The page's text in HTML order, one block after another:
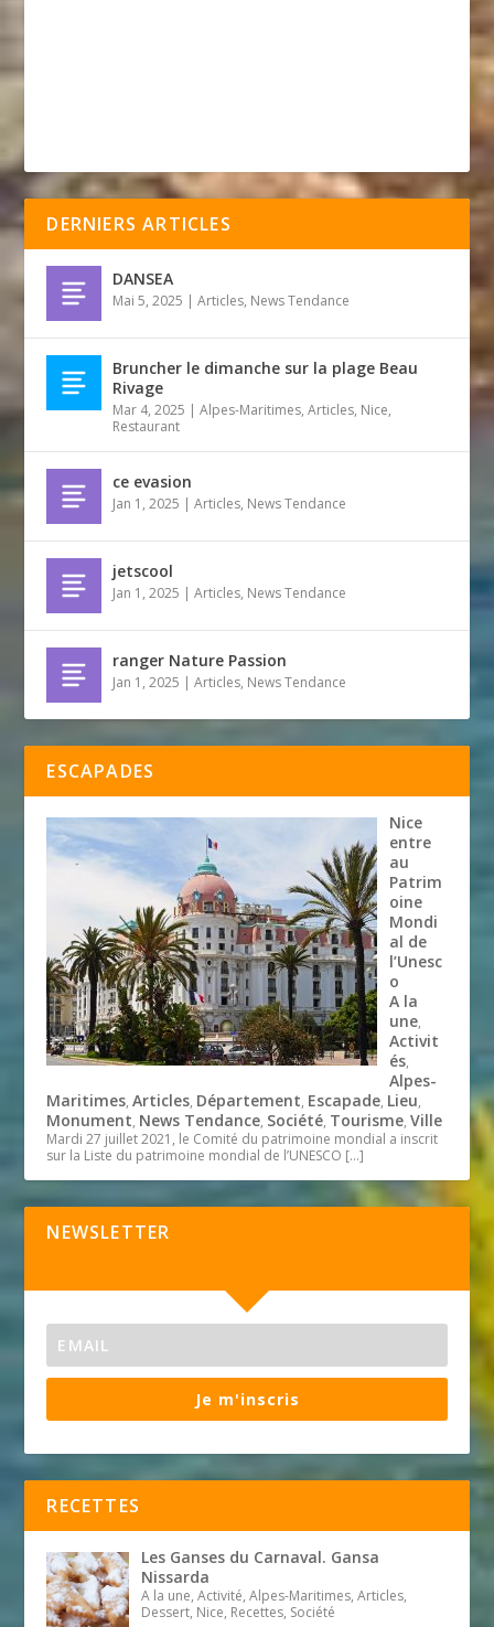
DERNIERS ARTICLES
DANSEA
Mai 5, 2025 |Articles, News Tendance
Bruncher le dimanche sur la plage Beau
Rivage
Mar 4, 2025 |Alpes-Maritimes,Articles, Nice,
Restaurant
ce evasion
Jan 1, 2025 |Articles, News Tendance
jetscool
Jan 1, 2025 |Articles, News Tendance
ranger Nature Passion
Jan 1, 2025 |Articles, News Tendance
ESCAPADES
Nice
entre
au
Patrim
oine
Mondi
al de
l’Unesc
o
A la
une,
Activit
és,
Alpes-
Maritimes,Articles, Département, Escapade, Lieu,
Monument, News Tendance, Société, Tourisme,Ville
Mardi 27 juillet 2021, le Comité du patrimoine mondial a inscrit
sur la Liste du patrimoine mondial de l’UNESCO […]
NEWSLETTER
Je m'inscris
RECETTES
Les Ganses du Carnaval. Gansa
Nissarda
A la une, Activité, Alpes-Maritimes, Articles,
Dessert, Nice, Recettes, Société